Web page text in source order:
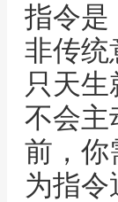
指令是
非传统
只天
不会主
前，你
为指